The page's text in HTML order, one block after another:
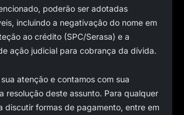
poderão ser adotadas
incluindo a negativação do nome em
ao crédito (SPC/Serasa) e a
ação judicial para cobrança da dívida.
atenção e contamos com sua
resolução deste assunto. Para qualquer
discutir formas de pagamento, entre em